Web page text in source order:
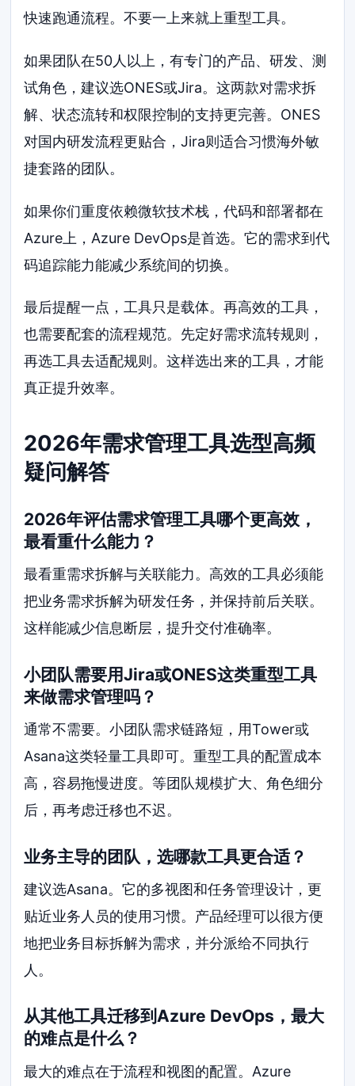
快速跑通流程。不要一上来就上重型工具。
如果团队在50人以上，有专门的产品、研发、测
试角色，建议选ONES或Jira。这两款对需求拆
解、状态流转和权限控制的支持更完善。ONES
对国内研发流程更贴合，Jira则适合习惯海外敏
捷套路的团队。
如果你们重度依赖微软技术栈，代码和部署都在
Azure上，Azure DevOps是首选。它的需求到代
码追踪能力能减少系统间的切换。
最后提醒一点，工具只是载体。再高效的工具，
也需要配套的流程规范。先定好需求流转规则，
再选工具去适配规则。这样选出来的工具，才能
真正提升效率。
2026年需求管理工具选型高频
疑问解答
2026年评估需求管理工具哪个更高效，
最看重什么能力？
最看重需求拆解与关联能力。高效的工具必须能
把业务需求拆解为研发任务，并保持前后关联。
这样能减少信息断层，提升交付准确率。
小团队需要用Jira或ONES这类重型工具
来做需求管理吗？
通常不需要。小团队需求链路短，用Tower或
Asana这类轻量工具即可。重型工具的配置成本
高，容易拖慢进度。等团队规模扩大、角色细分
后，再考虑迁移也不迟。
业务主导的团队，选哪款工具更合适？
建议选Asana。它的多视图和任务管理设计，更
贴近业务人员的使用习惯。产品经理可以很方便
地把业务目标拆解为需求，并分派给不同执行
人。
从其他工具迁移到Azure DevOps，最大
的难点是什么？
最大的难点在于流程和视图的配置。Azure